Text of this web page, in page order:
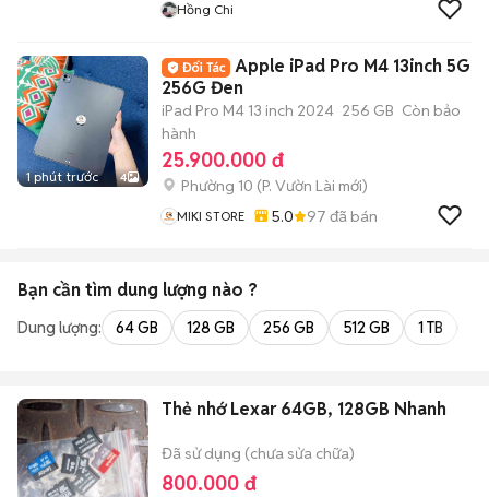
Hồng Chi
1 phút trước 4
Apple iPad Pro M4 13inch 5G
256G Đen
iPad Pro M4 13 inch 2024 256 GB Còn bảo
hành
25.900.000 đ
Phường 10 (P. Vườn Lài mới)
MIKI STORE 5.0 97 đã bán
Bạn cần tìm dung lượng nào ?
Dung lượng: 64 GB 128 GB 256 GB 512 GB 1 TB
Thẻ nhớ Lexar 64GB, 128GB Nhanh
Đã sử dụng (chưa sửa chữa)
800.000 đ